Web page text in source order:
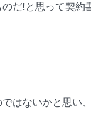
だ!と思って契約
はないかと思い